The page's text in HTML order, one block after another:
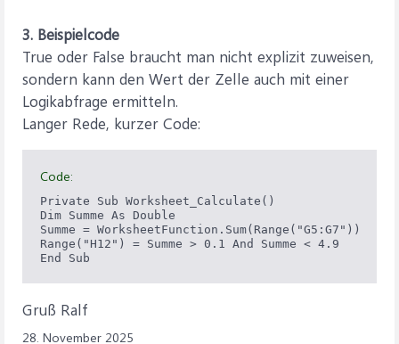
3. Beispielcode
True oder False braucht man nicht explizit zuweisen,
sondern kann den Wert der Zelle auch mit einer
Logikabfrage ermitteln.
Langer Rede, kurzer Code:
Code:
Private Sub Worksheet_Calculate()
Dim Summe As Double
Summe = WorksheetFunction.Sum(Range("G5:G7"))
Range("H12") = Summe > 0.1 And Summe < 4.9
End Sub
Gruß Ralf
28. November 2025